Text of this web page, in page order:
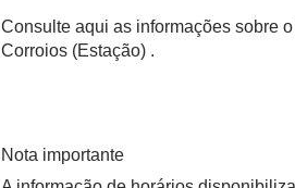
Consulte aqui as informações sobre
Corroios (Estação) .
Nota importante